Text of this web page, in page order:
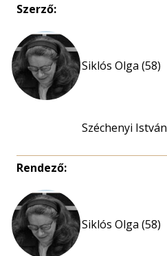
Szerző:
Siklós Olga (58)
Széchenyi István
Rendező:
Siklós Olga (58)